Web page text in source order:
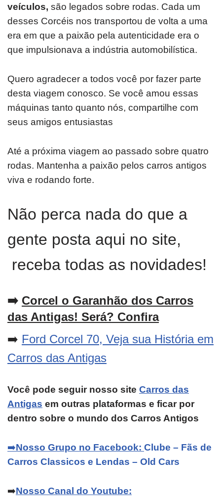
veículos, são legados sobre rodas. Cada um
desses Corcéis nos transportou de volta a uma
era em que a paixão pela autenticidade era o
que impulsionava a indústria automobilística.
Quero agradecer a todos você por fazer parte
desta viagem conosco. Se você amou essas
máquinas tanto quanto nós, compartilhe com
seus amigos entusiastas
Até a próxima viagem ao passado sobre quatro
rodas. Mantenha a paixão pelos carros antigos
viva e rodando forte.
Não perca nada do que a
gente posta aqui no site,
receba todas as novidades!
➡️ Corcel o Garanhão dos Carros
das Antigas! Será? Confira
➡️ Ford Corcel 70, Veja sua História em
Carros das Antigas
Você pode seguir nosso site Carros das
Antigas em outras plataformas e ficar por
dentro sobre o mundo dos Carros Antigos
➡️Nosso Grupo no Facebook: Clube – Fãs de
Carros Classicos e Lendas – Old Cars
➡️Nosso Canal do Youtube: